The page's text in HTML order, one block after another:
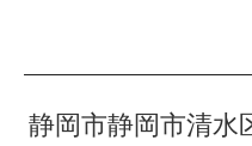
静岡市静岡市清水